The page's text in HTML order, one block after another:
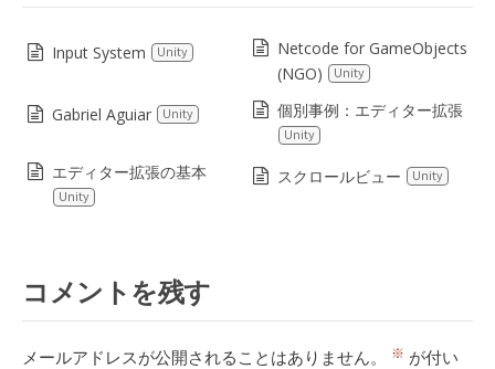
Input System Unity
Netcode for GameObjects
(NGO)
Unity
Gabriel Aguiar Unity 個別事例：エディター拡張
Unity
エディター拡張の基本
Unity
スクロールビュー Unity
コメントを残す
メールアドレスが公開されることはありません。 ※ が付い